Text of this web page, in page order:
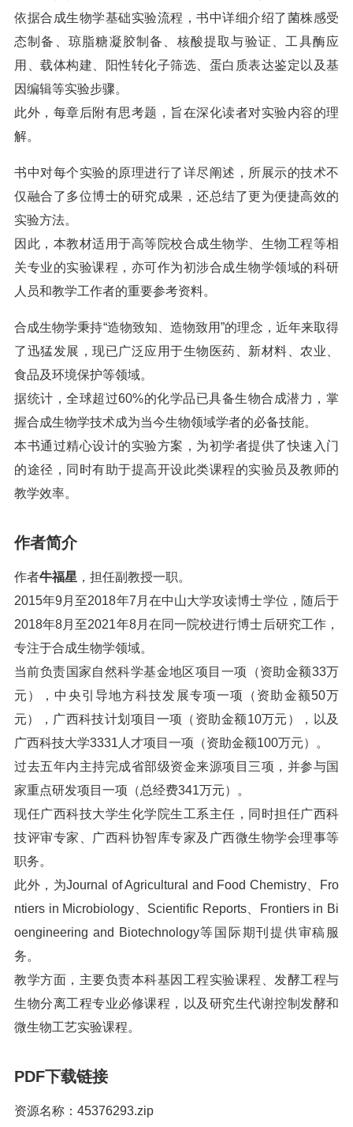
依据合成生物学基础实验流程，书中详细介绍了菌株感受
态制备、琼脂糖凝胶制备、核酸提取与验证、工具酶应
用、载体构建、阳性转化子筛选、蛋白质表达鉴定以及基
因编辑等实验步骤。
此外，每章后附有思考题，旨在深化读者对实验内容的理
解。
书中对每个实验的原理进行了详尽阐述，所展示的技术不
仅融合了多位博士的研究成果，还总结了更为便捷高效的
实验方法。
因此，本教材适用于高等院校合成生物学、生物工程等相
关专业的实验课程，亦可作为初涉合成生物学领域的科研
人员和教学工作者的重要参考资料。
合成生物学秉持“造物致知、造物致用”的理念，近年来取得
了迅猛发展，现已广泛应用于生物医药、新材料、农业、
食品及环境保护等领域。
据统计，全球超过60%的化学品已具备生物合成潜力，掌
握合成生物学技术成为当今生物领域学者的必备技能。
本书通过精心设计的实验方案，为初学者提供了快速入门
的途径，同时有助于提高开设此类课程的实验员及教师的
教学效率。
作者简介
作者牛福星 ，担任副教授一职。
2015年9月至2018年7月在中山大学攻读博士学位，随后于
2018年8月至2021年8月在同一院校进行博士后研究工作，
专注于合成生物学领域。
当前负责国家自然科学基金地区项目一项（资助金额33万
元），中央引导地方科技发展专项一项（资助金额50万
元），广西科技计划项目一项（资助金额10万元），以及
广西科技大学3331人才项目一项（资助金额100万元）。
过去五年内主持完成省部级资金来源项目三项，并参与国
家重点研发项目一项（总经费341万元）。
现任广西科技大学生化学院生工系主任，同时担任广西科
技评审专家、广西科协智库专家及广西微生物学会理事等
职务。
此外，为Journal of Agricultural and Food Chemistry、Fro
ntiers in Microbiology、Scientific Reports、Frontiers in Bi
oengineering and Biotechnology等国际期刊提供审稿服
务。
教学方面，主要负责本科基因工程实验课程、发酵工程与
生物分离工程专业必修课程，以及研究生代谢控制发酵和
微生物工艺实验课程。
PDF下载链接
资源名称：45376293.zip